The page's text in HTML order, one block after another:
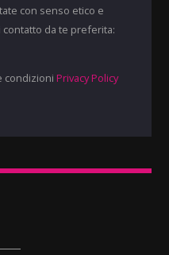
con senso etico e
da te preferita:
condizioni Privacy Policy